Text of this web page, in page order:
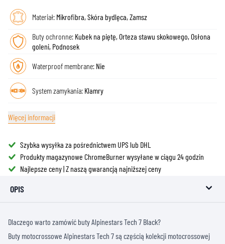
Materiał: Mikrofibra, Skóra bydlęca, Zamsz
Buty ochronne: Kubek na piętę, Orteza stawu skokowego, Osłona
goleni, Podnosek
Waterproof membrane: Nie
System zamykania: Klamry
Więcej informacji
Szybka wysyłka za pośrednictwem UPS lub DHL
Produkty magazynowe ChromeBurner wysyłane w ciągu 24 godzin
Najlepsze ceny | Z naszą gwarancją najniższej ceny
OPIS
Dlaczego warto zamówić buty Alpinestars Tech 7 Black?
Buty motocrossowe Alpinestars Tech 7 są częścią kolekcji motocrossowej